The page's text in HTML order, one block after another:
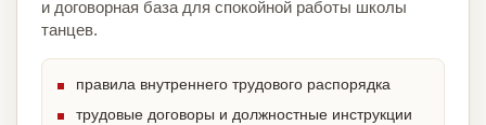
и договорная база для спокойной работы школы
танцев.
правила внутреннего трудового распорядка
трудовые договоры и должностные инструкции